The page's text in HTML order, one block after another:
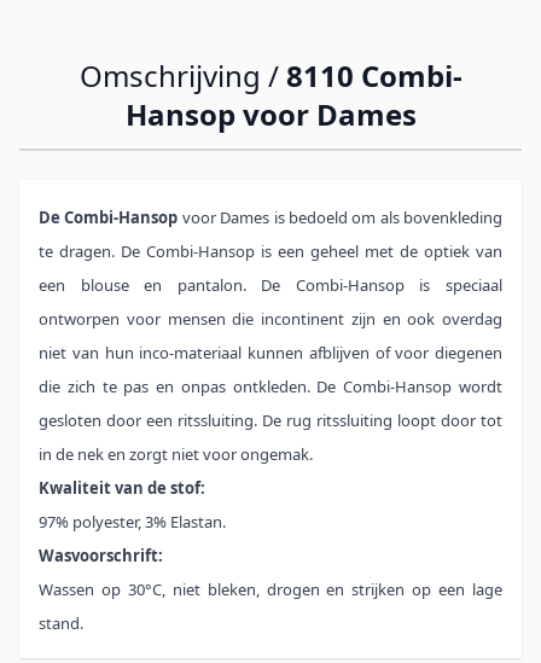
Omschrijving /8110 Combi-
Hansop voor Dames
De Combi-Hansop voor Dames is bedoeld om als bovenkleding
te dragen. De Combi-Hansop is een geheel met de optiek van
een blouse en pantalon. De Combi-Hansop is speciaal
ontworpen voor mensen die incontinent zijn en ook overdag
niet van hun inco-materiaal kunnen afblijven of voor diegenen
die zich te pas en onpas ontkleden. De Combi-Hansop wordt
gesloten door een ritssluiting. De rug ritssluiting loopt door tot
in de nek en zorgt niet voor ongemak.
Kwaliteit van de stof:
97% polyester, 3% Elastan.
Wasvoorschrift:
Wassen op 30°C, niet bleken, drogen en strijken op een lage
stand.